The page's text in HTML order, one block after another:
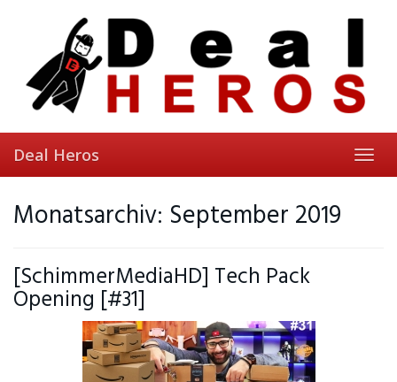
Deal Heros
Monatsarchiv: September 2019
[SchimmerMediaHD] Tech Pack
Opening [#31]